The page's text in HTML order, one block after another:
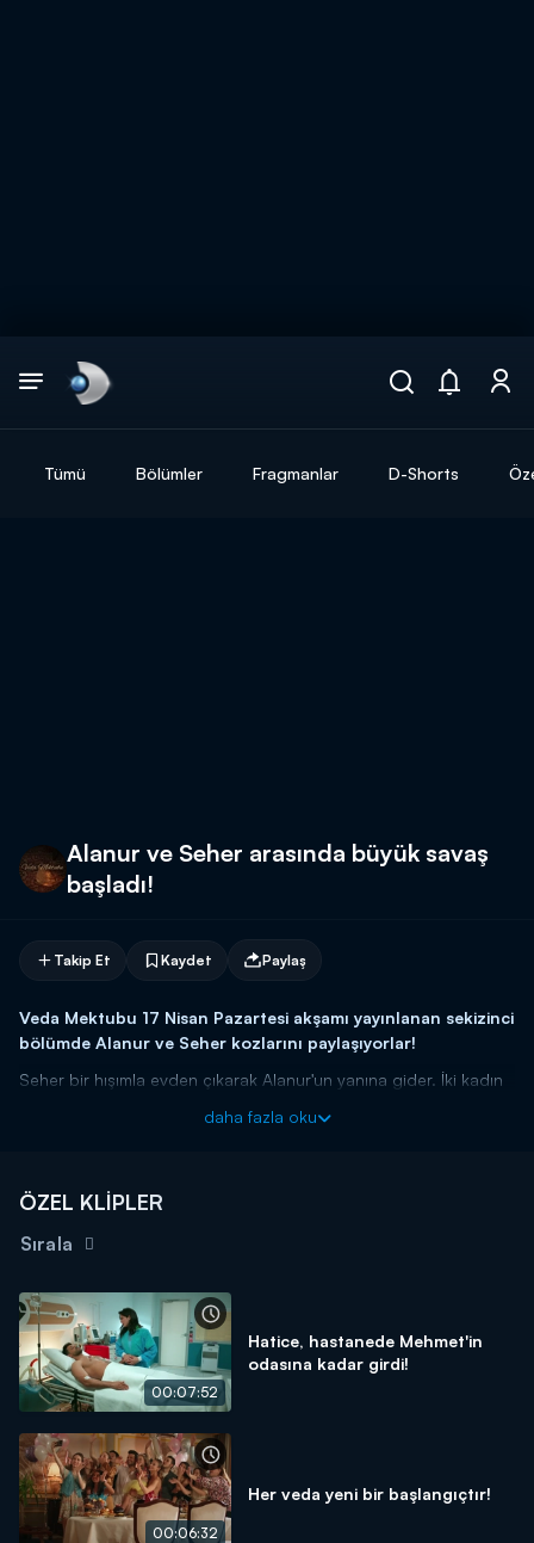
Tümü Bölümler Fragmanlar D-Shorts
Alanur ve Seher arasında büyük savaş
başladı!
Takip Et Kaydet Paylaş
Veda Mektubu 17 Nisan Pazartesi akşamı yayınlanan sekizinci
bölümde Alanur ve Seher kozlarını paylaşıyorlar!
Seher bir hışımla evden çıkarak Alanur'un yanına gider. İki kadın
hem de Alanur ellerindeki tüm kozları oynamaya kararlıdır. Artık
Veda Mektubu yeni bölümleriyle her pazartesi 20.00'da
Kanal D'de!
daha fazla oku
ÖZEL KLİPLER
Sırala
00:07:52
Hatice, hastanede Mehmet'in
odasına kadar girdi!
00:06:32
Her veda yeni bir başlangıçtır!